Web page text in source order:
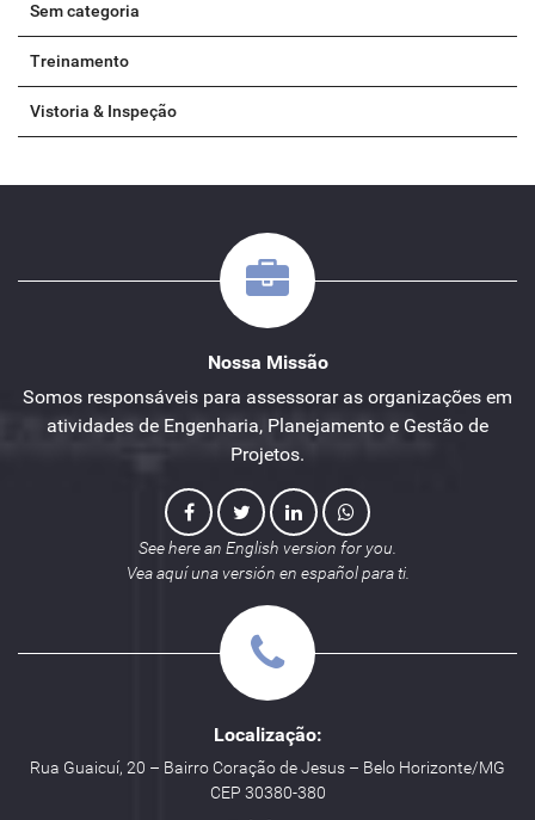
Sem categoria
Treinamento
Vistoria & Inspeção
Nossa Missão
Somos responsáveis para assessorar as organizações em
atividades de Engenharia, Planejamento e Gestão de
Projetos.
See here an English version for you.
Vea aquí una versión en español para ti.
Localização:
Rua Guaicuí, 20 – Bairro Coração de Jesus – Belo Horizonte/MG
CEP 30380-380